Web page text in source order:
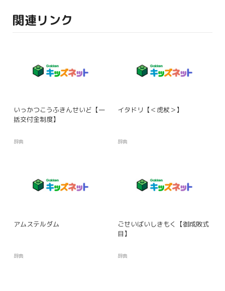
関連リンク
いっかつこうふきんせいど【一
括交付金制度】
辞典
イタドリ【＜虎杖＞】
辞典
アムステルダム
辞典
ごせいばいしきもく【御成敗式
目】
辞典